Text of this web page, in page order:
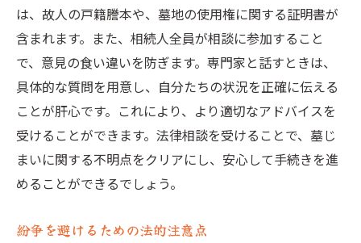
は、故人の戸籍謄本や、墓地の使用権に関する証明書が
含まれます。また、相続人全員が相談に参加すること
で、意見の食い違いを防ぎます。専門家と話すときは、
具体的な質問を用意し、自分たちの状況を正確に伝える
ことが肝心です。これにより、より適切なアドバイスを
受けることができます。法律相談を受けることで、墓じ
まいに関する不明点をクリアにし、安心して手続きを進
めることができるでしょう。
紛争を避けるための法的注意点